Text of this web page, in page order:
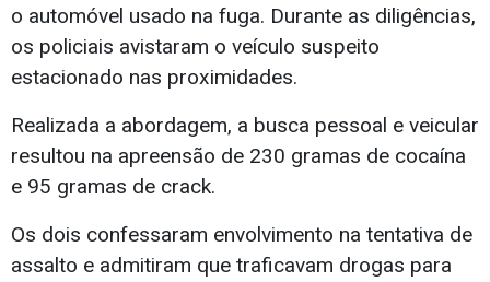
o automóvel usado na fuga. Durante as diligências,
os policiais avistaram o veículo suspeito
estacionado nas proximidades.
Realizada a abordagem, a busca pessoal e veicular
resultou na apreensão de 230 gramas de cocaína
e 95 gramas de crack.
Os dois confessaram envolvimento na tentativa de
assalto e admitiram que traficavam drogas para